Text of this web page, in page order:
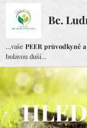
Bc.
...vaše PEER průvodkyně
bolavou duší...